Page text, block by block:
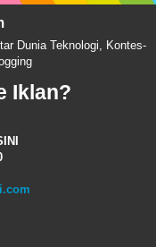
Dunia Teknologi, Kontes-
Iklan?